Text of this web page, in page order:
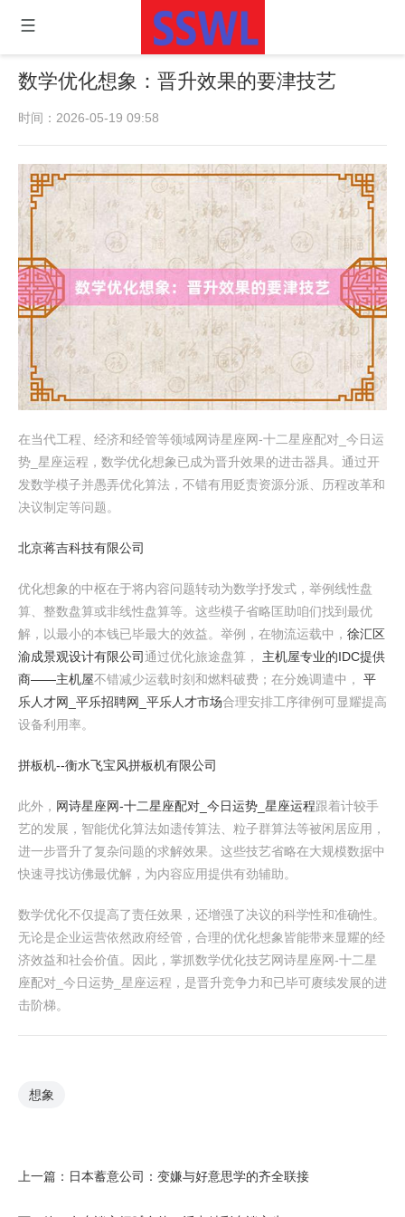
数学优化想象：晋升效果的要津技艺
时间：2026-05-19 09:58
在当代工程、经济和经管等领域网诗星座网-十二星座配对_今日运
势_星座运程，数学优化想象已成为晋升效果的进击器具。通过开
发数学模子并愚弄优化算法，不错有用贬责资源分派、历程改革和
决议制定等问题。
北京蒋吉科技有限公司
优化想象的中枢在于将内容问题转动为数学抒发式，举例线性盘
算、整数盘算或非线性盘算等。这些模子省略匡助咱们找到最优
解，以最小的本钱已毕最大的效益。举例，在物流运载中， 徐汇区
渝成景观设计有限公司通过优化旅途盘算， 主机屋专业的IDC提供
商――主机屋不错减少运载时刻和燃料破费；在分娩调遣中， 平
乐人才网_平乐招聘网_平乐人才市场合理安排工序律例可显耀提高
设备利用率。
拼板机--衡水飞宝风拼板机有限公司
此外， 网诗星座网-十二星座配对_今日运势_星座运程跟着计较手
艺的发展，智能优化算法如遗传算法、粒子群算法等被闲居应用，
进一步晋升了复杂问题的求解效果。这些技艺省略在大规模数据中
快速寻找访佛最优解，为内容应用提供有劲辅助。
数学优化不仅提高了责任效果，还增强了决议的科学性和准确性。
无论是企业运营依然政府经管，合理的优化想象皆能带来显耀的经
济效益和社会价值。因此，掌抓数学优化技艺网诗星座网-十二星
座配对_今日运势_星座运程，是晋升竞争力和已毕可赓续发展的进
击阶梯。
想象
上一篇： 日本蓄意公司：变嫌与好意思学的齐全联接